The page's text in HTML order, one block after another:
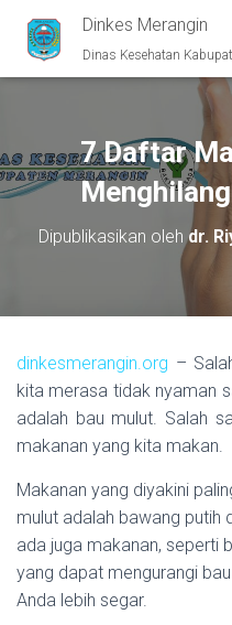
Dinkes Merangin
Dinas Kesehatan
7 Daftar
Dipublikasikan olehdr.
dinkesmerangin.org –
kita merasa tidak nyaman
adalah bau mulut. Salah
makanan yang kita makan.
Makanan yang diyakini
mulut adalah bawang putih
ada juga makanan, seperti
yang dapat mengurangi
Anda lebih segar.